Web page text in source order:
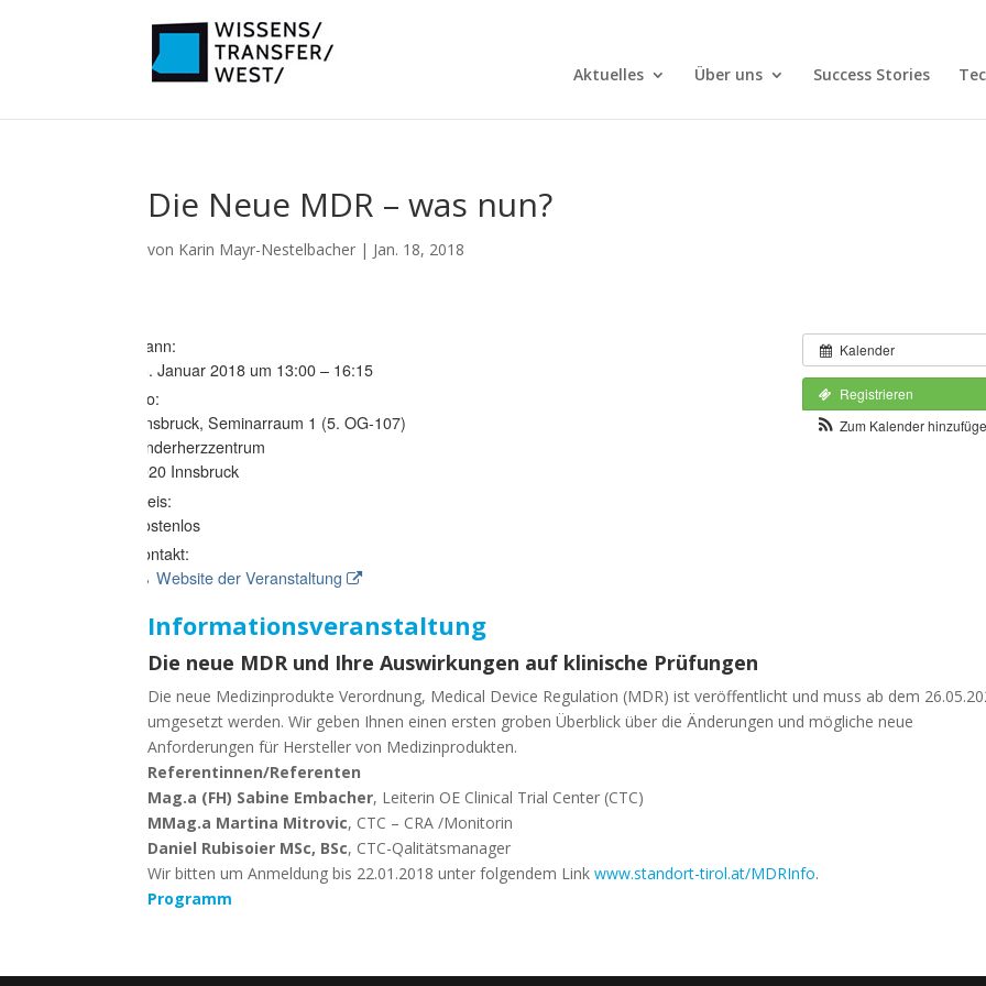
Aktuelles Über uns Success Stories
Die Neue MDR – was nun?
von Karin Mayr-Nestelbacher | Jan. 18, 2018
Kalender
Registrieren
Zum Kalender
Wann:
23. Januar 2018 um 13:00 – 16:15
Wo:
Innsbruck, Seminarraum 1 (5. OG-107)
Kinderherzzentrum
6020 Innsbruck
Preis:
Kostenlos
Kontakt:
Website der Veranstaltung
Informationsveranstaltung
Die neue MDR und Ihre Auswirkungen auf klinische Prüfungen
Die neue Medizinprodukte Verordnung, Medical Device Regulation (MDR) ist veröffentlicht und muss ab dem
umgesetzt werden. Wir geben Ihnen einen ersten groben Überblick über die Änderungen und mögliche neue
Anforderungen für Hersteller von Medizinprodukten.
Referentinnen/Referenten
Mag.a (FH) Sabine Embacher, Leiterin OE Clinical Trial Center (CTC)
MMag.a Martina Mitrovic, CTC – CRA /Monitorin
Daniel Rubisoier MSc, BSc, CTC-Qalitätsmanager
Wir bitten um Anmeldung bis 22.01.2018 unter folgendem Linkwww.standort-tirol.at/MDRInfo.
Programm